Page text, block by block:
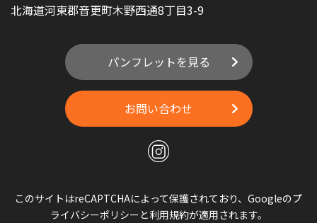
北海道河東郡音更町木野西通8丁目3-9
パンフレットを見る
お問い合わせ
このサイトはreCAPTCHAによって保護されており、Googleのプ
ライバシーポリシーと利用規約が適用されます。